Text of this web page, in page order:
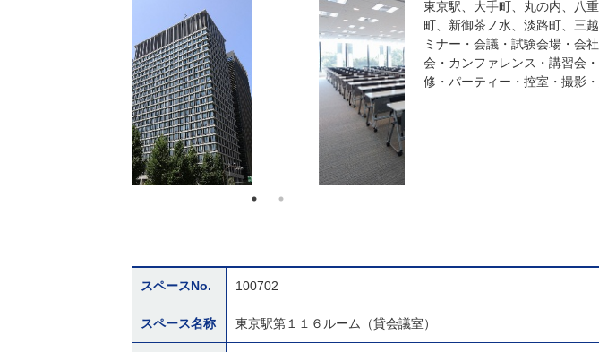
東京駅、大手町、丸の内、八
町、新御茶ノ水、淡路町、三
ミナー・会議・試験会場・会
会・カンファレンス・講習会
修・パーティー・控室・撮影
スペースNo. 100702
スペース名称 東京駅第１１６ルーム（貸会議室）